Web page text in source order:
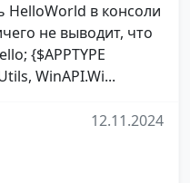
HelloWorld в консоли
не выводит, что
{$APPTYPE
WinAPI.Wi...
12.11.2024